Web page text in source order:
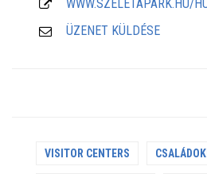
WWW.SZELETAPARK.HU/
ÜZENET KÜLDÉSE
VISITOR CENTERS